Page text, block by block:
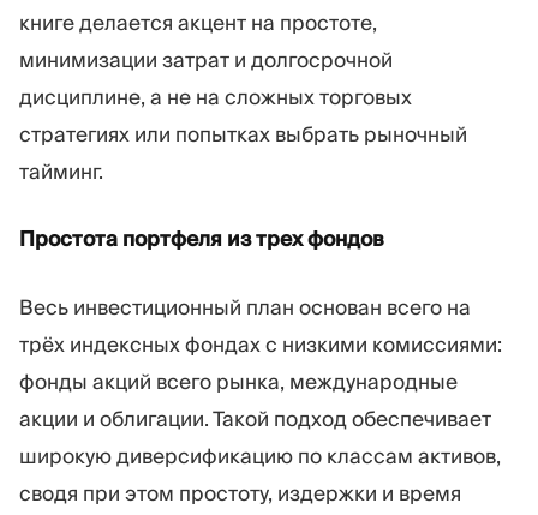
книге делается акцент на простоте,
минимизации затрат и долгосрочной
дисциплине, а не на сложных торговых
стратегиях или попытках выбрать рыночный
тайминг.
Простота портфеля из трех фондов
Весь инвестиционный план основан всего на
трёх индексных фондах с низкими комиссиями:
фонды акций всего рынка, международные
акции и облигации. Такой подход обеспечивает
широкую диверсификацию по классам активов,
сводя при этом простоту, издержки и время